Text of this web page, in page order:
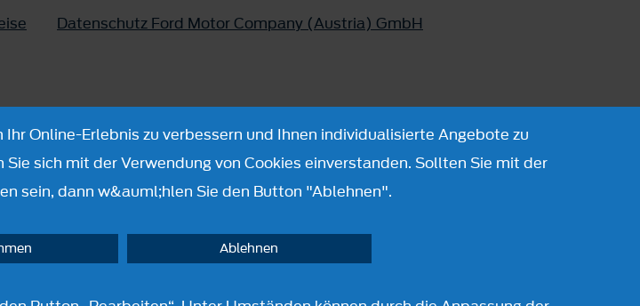
Datenschutz Ford Motor Company (Austria) GmbH
Online-Erlebnis zu verbessern und Ihnen individualisierte Angebote zu
sich mit der Verwendung von Cookies einverstanden. Sollten Sie mit der
sein, dann w&auml;hlen Sie den Button "Ablehnen".
Ablehnen